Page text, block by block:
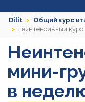
Dilit
Общий курс
Неинтенсивный курс
мини-
в